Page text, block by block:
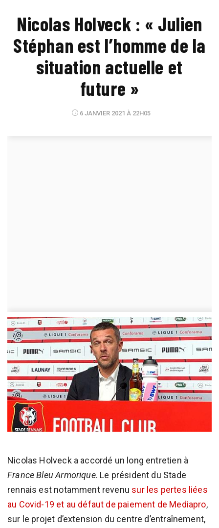
Nicolas Holveck : « Julien
Stéphan est l’homme de la
situation actuelle et
future »
6 JANVIER 2021 À 22H05
Nicolas Holveck a accordé un long entretien à
France Bleu Armorique. Le président du Stade
rennais est notamment revenu sur les pertes liées
au Covid-19 et au défaut de paiement de Mediapro,
sur le projet d’extension du centre d’entraînement,